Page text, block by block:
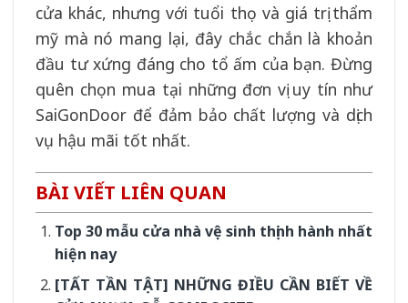
cửa khác, nhưng với tuổi thọ và giá trị thẩm
mỹ mà nó mang lại, đây chắc chắn là khoản
đầu tư xứng đáng cho tổ ấm của bạn. Đừng
quên chọn mua tại những đơn vị uy tín như
SaiGonDoor để đảm bảo chất lượng và dịch
vụ hậu mãi tốt nhất.
BÀI VIẾT LIÊN QUAN
Top 30 mẫu cửa nhà vệ sinh thịnh hành nhất
hiện nay
[TẤT TẦN TẬT] NHỮNG ĐIỀU CẦN BIẾT VỀ